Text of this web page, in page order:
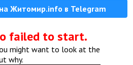
на Житомир.info в Telegram
failed to start.
might want to look at the
why.